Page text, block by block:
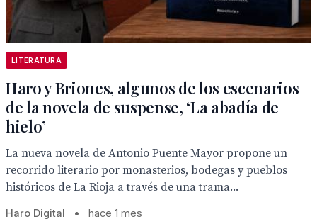
LITERATURA
Haro y Briones, algunos de los escenarios
de la novela de suspense, ‘La abadía de
hielo’
La nueva novela de Antonio Puente Mayor propone un
recorrido literario por monasterios, bodegas y pueblos
históricos de La Rioja a través de una trama...
Haro Digital • hace 1 mes